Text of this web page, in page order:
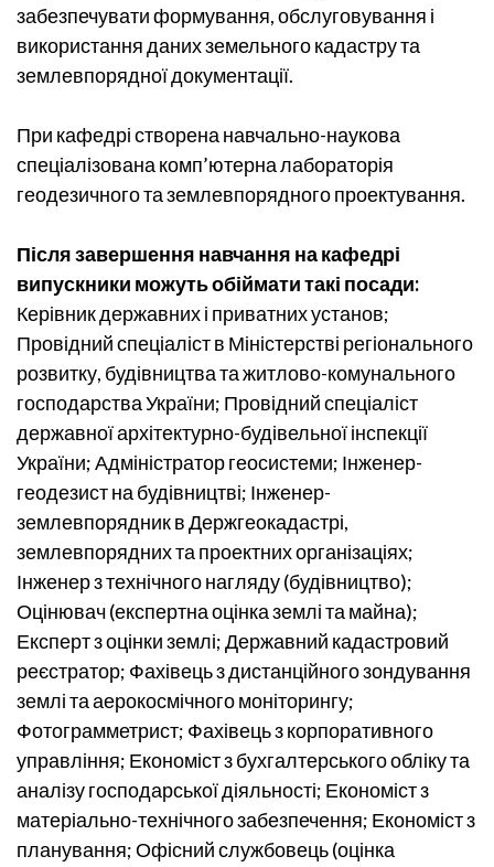
забезпечувати формування, обслуговування і
використання даних земельного кадастру та
землевпорядної документації.
При кафедрі створена навчально-наукова
спеціалізована комп’ютерна лабораторія
геодезичного та землевпорядного проектування.
Після завершення навчання на кафедрі
випускники можуть обіймати такі посади:
Керівник державних і приватних установ;
Провідний спеціаліст в Міністерстві регіонального
розвитку, будівництва та житлово-комунального
господарства України; Провідний спеціаліст
державної архітектурно-будівельної інспекції
України; Адміністратор геосистеми; Інженер-
геодезист на будівництві; Інженер-
землевпорядник в Держгеокадастрі,
землевпорядних та проектних організаціях;
Інженер з технічного нагляду (будівництво);
Оцінювач (експертна оцінка землі та майна);
Експерт з оцінки землі; Державний кадастровий
реєстратор; Фахівець з дистанційного зондування
землі та аерокосмічного моніторингу;
Фотограмметрист; Фахівець з корпоративного
управління; Економіст з бухгалтерського обліку та
аналізу господарської діяльності; Економіст з
матеріально-технічного забезпечення; Економіст з
планування; Офісний службовець (оцінка